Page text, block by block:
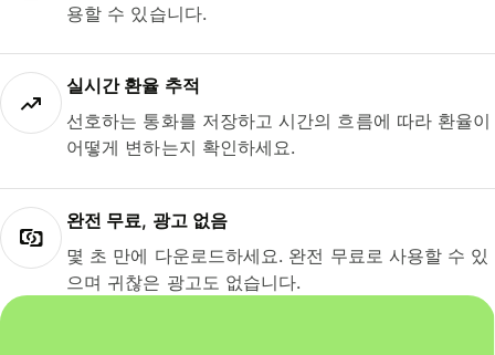
용할 수 있습니다.
실시간 환율 추적
선호하는 통화를 저장하고 시간의 흐름에 따라 환율이
어떻게 변하는지 확인하세요.
완전 무료, 광고 없음
몇 초 만에 다운로드하세요. 완전 무료로 사용할 수 있
으며 귀찮은 광고도 없습니다.